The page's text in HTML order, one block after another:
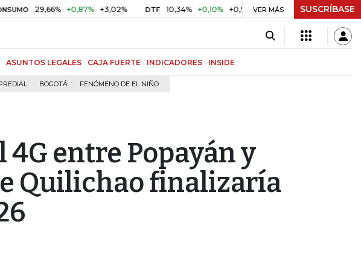
+0,87% +3,02% DTF 10,34% +0,10% +0,98% UVR $ 416,86 +$ 0,05 +0,01%
VER MÁS SUSCRÍBASE
ASUNTOS LEGALES CAJA FUERTE INDICADORES INSIDE
BOGOTÁ FENÓMENO DE EL NIÑO
4G entre Popayán y
Quilichao finalizaría